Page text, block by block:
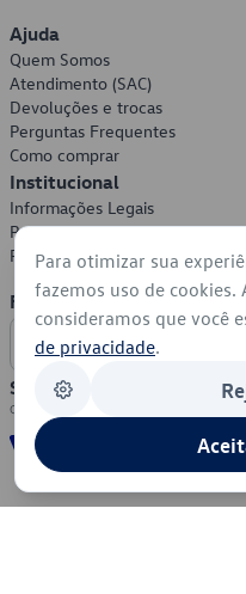
Ajuda
Quem Somos
Atendimento (SAC)
Devoluções e trocas
Perguntas Frequentes
Como comprar
Institucional
Informações Legais
Política de Privacidade
Política de Cookies
Formas de Pagamento
Segurança
Para otimizar sua
fazemos uso de
consideramos que você
de privacidade.